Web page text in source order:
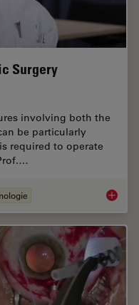
Surgery
involving both the
be particularly
required to operate